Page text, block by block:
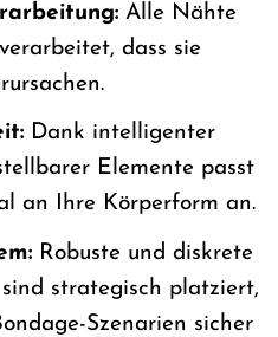
Alle Nähte
dass sie
Dank intelligenter
Elemente passt
an Ihre Körperform an.
Robuste und diskrete
strategisch platziert,
Szenarien sicher